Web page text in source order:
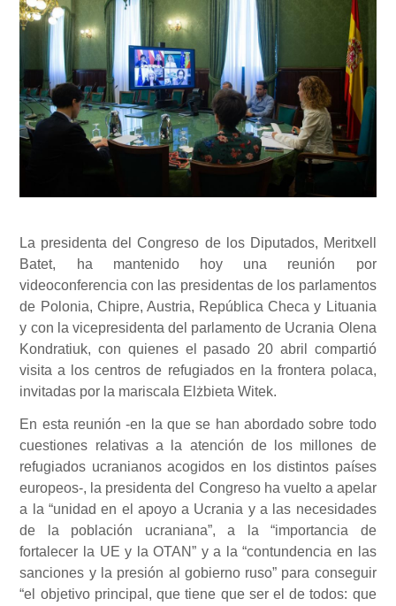
La presidenta del Congreso de los Diputados, Meritxell
Batet, ha mantenido hoy una reunión por
videoconferencia con las presidentas de los parlamentos
de Polonia, Chipre, Austria, República Checa y Lituania
y con la vicepresidenta del parlamento de Ucrania Olena
Kondratiuk, con quienes el pasado 20 abril compartió
visita a los centros de refugiados en la frontera polaca,
invitadas por la mariscala Elżbieta Witek.
En esta reunión -en la que se han abordado sobre todo
cuestiones relativas a la atención de los millones de
refugiados ucranianos acogidos en los distintos países
europeos-, la presidenta del Congreso ha vuelto a apelar
a la “unidad en el apoyo a Ucrania y a las necesidades
de la población ucraniana”, a la “importancia de
fortalecer la UE y la OTAN” y a la “contundencia en las
sanciones y la presión al gobierno ruso” para conseguir
“el objetivo principal, que tiene que ser el de todos: que